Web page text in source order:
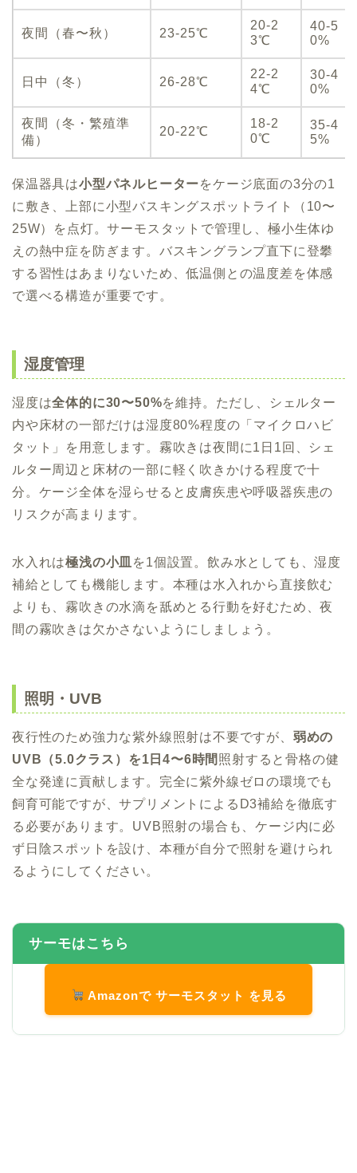
夜間（春〜秋） 23-25℃
20-2
3℃
40-5
0%
日中（冬） 26-28℃
22-2
4℃
30-4
0%
夜間（冬・繁殖準
備）
20-22℃
18-2
0℃
35-4
5%
保温器具は小型パネルヒーターをケージ底面の3分の1
に敷き、上部に小型バスキングスポットライト（10〜
25W）を点灯。サーモスタットで管理し、極小生体ゆ
えの熱中症を防ぎます。バスキングランプ直下に登攀
する習性はあまりないため、低温側との温度差を体感
で選べる構造が重要です。
湿度管理
湿度は全体的に30〜50%を維持。ただし、シェルター
内や床材の一部だけは湿度80%程度の「マイクロハビ
タット」を用意します。霧吹きは夜間に1日1回、シェ
ルター周辺と床材の一部に軽く吹きかける程度で十
分。ケージ全体を湿らせると皮膚疾患や呼吸器疾患の
リスクが高まります。
水入れは極浅の小皿を1個設置。飲み水としても、湿度
補給としても機能します。本種は水入れから直接飲む
よりも、霧吹きの水滴を舐めとる行動を好むため、夜
間の霧吹きは欠かさないようにしましょう。
照明・UVB
夜行性のため強力な紫外線照射は不要ですが、 弱めの
UVB（5.0クラス）を1日4〜6時間 照射すると骨格の健
全な発達に貢献します。完全に紫外線ゼロの環境でも
飼育可能ですが、サプリメントによるD3補給を徹底す
る必要があります。UVB照射の場合も、ケージ内に必
ず日陰スポットを設け、本種が自分で照射を避けられ
るようにしてください。
サーモはこちら
Amazonで サーモスタット を見る